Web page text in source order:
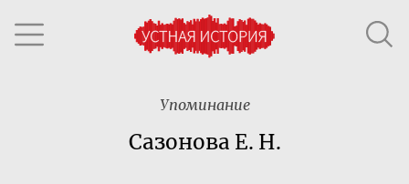
Упоминание
Сазонова Е. Н.